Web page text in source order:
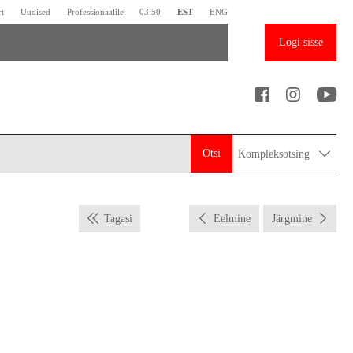
Uudised Professionaalile 03:50 EST ENG
Logi sisse
Otsi Kompleksotsing
Tagasi Eelmine Järgmine